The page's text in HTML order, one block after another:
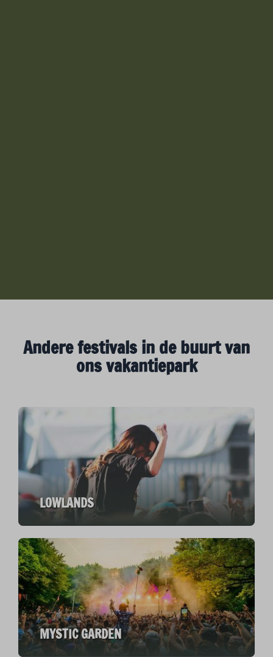
Andere festivals in de buurt van
ons vakantiepark
LOWLANDS
MYSTIC GARDEN